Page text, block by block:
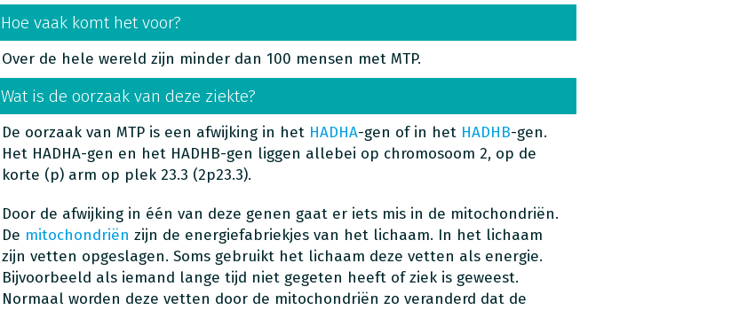
Hoe vaak komt het voor?
Over de hele wereld zijn minder dan 100 mensen met MTP.
Wat is de oorzaak van deze ziekte?
De oorzaak van MTP is een afwijking in het HADHA-gen of in het HADHB-gen.
Het HADHA-gen en het HADHB-gen liggen allebei op chromosoom 2, op de
korte (p) arm op plek 23.3 (2p23.3).
Door de afwijking in één van deze genen gaat er iets mis in de mitochondriën.
De mitochondriën zijn de energiefabriekjes van het lichaam. In het lichaam
zijn vetten opgeslagen. Soms gebruikt het lichaam deze vetten als energie.
Bijvoorbeeld als iemand lange tijd niet gegeten heeft of ziek is geweest.
Normaal worden deze vetten door de mitochondriën zo veranderd dat de